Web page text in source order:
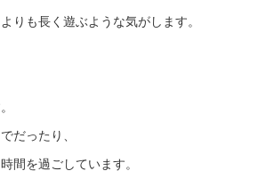
りも長く遊ぶような気がします。
だったり、
間を過ごしています。